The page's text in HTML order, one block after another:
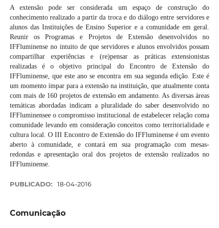
A extensão pode ser considerada um espaço de construção do
conhecimento realizado a partir da troca e do diálogo entre servidores e
alunos das Instituições de Ensino Superior e a comunidade em geral.
Reunir os Programas e Projetos de Extensão desenvolvidos no
IFFluminense no intuito de que servidores e alunos envolvidos possam
compartilhar experiências e (re)pensar as práticas extensionistas
realizadas é o objetivo principal do Encontro de Extensão do
IFFluminense, que este ano se encontra em sua segunda edição. Este é
um momento ímpar para a extensão na instituição, que atualmente conta
com mais de 160 projetos de extensão em andamento. As diversas áreas
temáticas abordadas indicam a pluralidade do saber desenvolvido no
IFFluminensee o compromisso institucional de estabelecer relação coma
comunidade levando em consideração conceitos como territorialidade e
cultura local. O III Encontro de Extensão do IFFluminense é um evento
aberto à comunidade, e contará em sua programação com mesas-
redondas e apresentação oral dos projetos de extensão realizados no
IFFluminense.
PUBLICADO: 18-04-2016
Comunicação